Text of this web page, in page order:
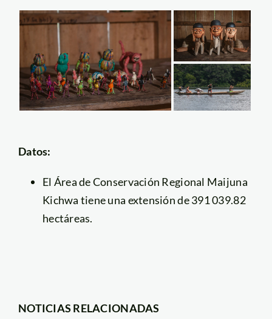
Datos:
El Área de Conservación Regional Maijuna
Kichwa tiene una extensión de 391 039.82
hectáreas.
NOTICIAS RELACIONADAS